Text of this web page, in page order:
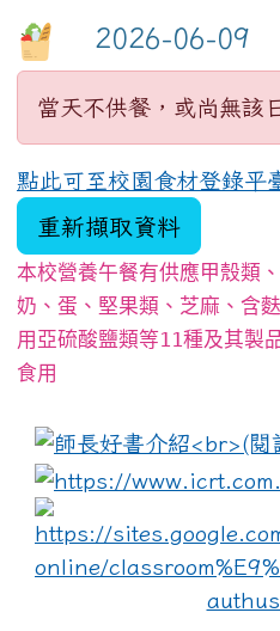
當天不供餐，或尚無該
點此可至校園食材登錄平
重新擷取資料
本校營養午餐有供應甲殼類
奶、蛋、堅果類、芝麻、含
用亞硫酸鹽類等11種及其製
食用